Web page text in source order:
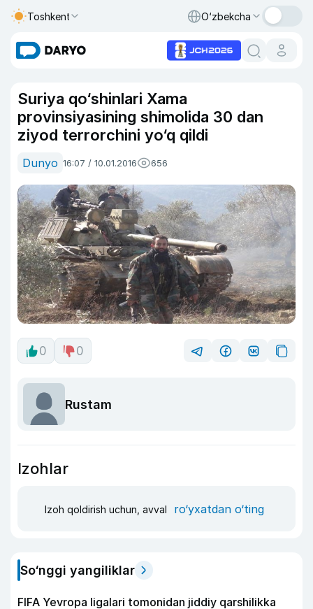
Toshkent O‘zbekcha
Suriya qo‘shinlari Xama
provinsiyasining shimolida 30 dan
ziyod terrorchini yo‘q qildi
Dunyo 16:07 / 10.01.2016 656
0 0
Rustam
Izohlar
Izoh qoldirish uchun, avval ro‘yxatdan o‘ting
So‘nggi yangiliklar
FIFA Yevropa ligalari tomonidan jiddiy qarshilikka